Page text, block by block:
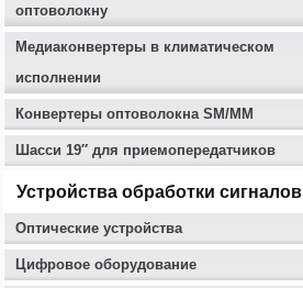
оптоволокну
Медиаконвертеры в климатическом
исполнении
Конвертеры оптоволокна SM/MM
Шасси 19″ для приемопередатчиков
Устройства обработки сигналов
Оптические устройства
Цифровое оборудование